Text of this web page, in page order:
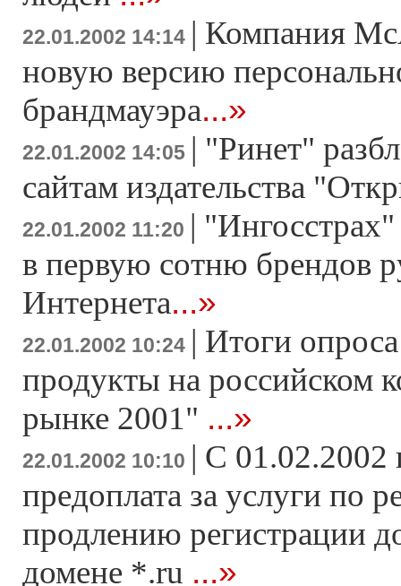
22.01.2002 14:14 | Компания
новую версию
брандмауэра...»
22.01.2002 14:05 | "Ринет"
сайтам издательства
22.01.2002 11:20 |
в первую сотню брендов
Интернета...»
22.01.2002 10:24 | Итоги
продукты на российском
рынке 2001" ...»
22.01.2002 10:10 | C 01.02.2002
предоплата за услуги по
продлению регистрации
домене *.ru ...»